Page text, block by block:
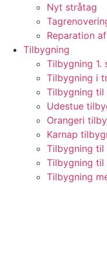
Nyt stråtag
Reparation
Tilbygning
Tilbygning 1.
Tilbygning i
Tilbygning til
Udestue
Orangeri
Karnap
Tilbygning til
Tilbygning til
Tilbygning